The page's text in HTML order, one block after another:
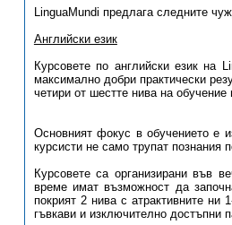
LinguaMundi предлага следните
Английски език
Курсовете по английски език на
максимално добри практически
четири от шестте нива на
Основният фокус в обучението е
курсисти не само трупат познания
Курсовете са организирани във
време имат възможност да
покрият 2 нива с атрактивните ни
гъвкави и изключително достъпни